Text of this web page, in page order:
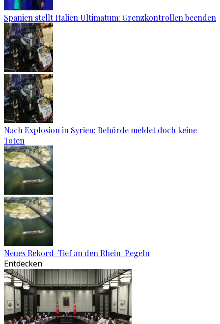
Spanien stellt Italien Ultimatum: Grenzkontrollen beenden
Nach Explosion in Syrien: Behörde meldet doch keine
Toten
Neues Rekord-Tief an den Rhein-Pegeln
Entdecken